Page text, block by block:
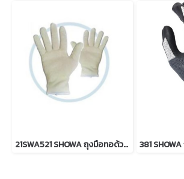
21SWA521 SHOWA ถุงมือทอด้วยเส้นใยโลหะ Stainless Steel และเส้นใย Kevlar Aramid